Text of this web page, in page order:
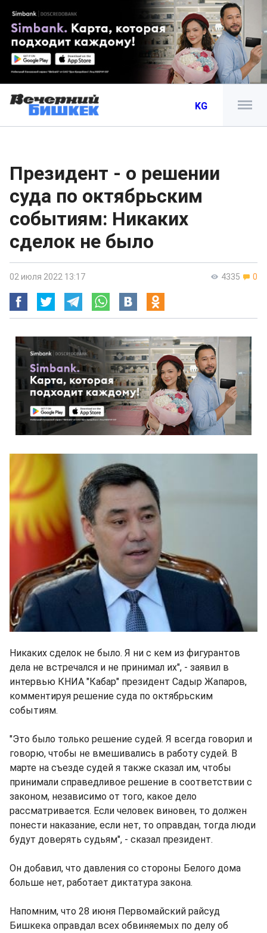
KG
Президент - о решении
суда по октябрьским
событиям: Никаких
сделок не было
4335 0
02 июля 2022 13:17
Никаких сделок не было. Я ни с кем из фигурантов
дела не встречался и не принимал их", - заявил в
интервью КНИА "Кабар" президент Садыр Жапаров,
комментируя решение суда по октябрьским
событиям.
"Это было только решение судей. Я всегда говорил и
говорю, чтобы не вмешивались в работу судей. В
марте на съезде судей я также сказал им, чтобы
принимали справедливое решение в соответствии с
законом, независимо от того, какое дело
рассматривается. Если человек виновен, то должен
понести наказание, если нет, то оправдан, тогда люди
будут доверять судьям", - сказал президент.
Он добавил, что давления со стороны Белого дома
больше нет, работает диктатура закона.
Напомним, что 28 июня Первомайский райсуд
Бишкека оправдал всех обвиняемых по делу об